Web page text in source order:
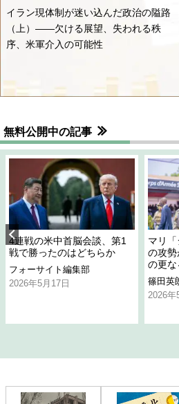
イラン現体制が迷い込んだ政治の隘路
（上）――欠ける展望、失われる秩
序、米軍介入の可能性
無料公開中の記事
4連戦の米中首脳会談、第1
戦で勝ったのはどちらか
フォーサイト編集部
2026年5月17日
マリ「
の攻勢
の更な
篠田英
2026年